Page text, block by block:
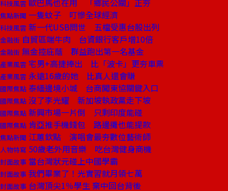
科技風雲 歐巴馬也在用 「鄉民公關」正夯
焦點新聞 一隻蚊子 叮慘全球經濟
科技風雲 新一代USB問世 五檔受惠台股出列
金融街 自貿區端牛肉 台資銀行客戶增10倍
金融街 無金控庇蔭 群益跑出第一名基金
產業風雲 宅男+高捷捧出 比「波卡」更夯車票
產業風雲 永遠16歲的她 比真人還會賺
國際焦點 泰緬邊境小城 台商闖東協關鍵入口
國際焦點 沒了李光耀 新加坡執政黨走下坡
國際焦點 新興市場一片倒 只剩印度能碰
國際焦點 肯亞推手機錢包 路邊攤也能提款
焦點新聞 江蕙欽點 演唱會最夯數位藝術師
人物特寫 50歲老外用音樂 吃台灣健身商機
封面故事 當台灣狀元碰上中國學霸
封面故事 我們畢業了！光實習就月領七萬
封面故事 台灣頂尖1％學生 棄中回台背後